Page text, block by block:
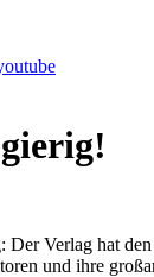
Der Verlag hat
und ihre